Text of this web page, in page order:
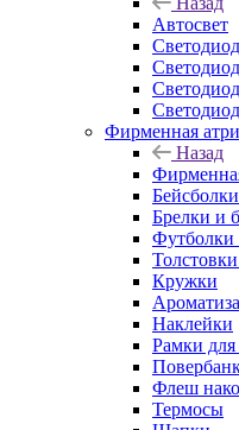
Автосвет
Фирменная
Назад
Брелки и
Футболки
Кружки
Наклейки
Рамки для
Флеш
Термосы